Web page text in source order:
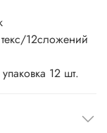
12сложений
12 шт.